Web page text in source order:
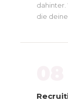
dahinter.
die